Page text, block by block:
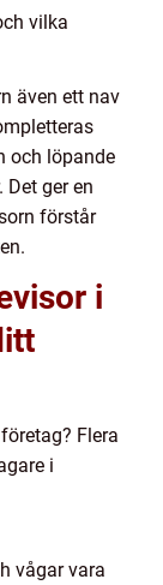
vilka
även ett nav
och löpande
ger en
förstår
i
Flera
i
vågar vara